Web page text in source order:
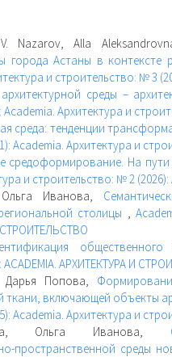
Nazarov, Alla
города Астаны в контексте
и строительство: № 3
среды –
Архитектура и
среда: тенденции
Academia. Архитектура и
средоформирование. На пути
и строительство: № 2
Иванова,
столицы ,
СТРОИТЕЛЬСТВО
ACADEMIA. АРХИТЕКТУРА И
Дарья Попова,
ткани, включающей объекты
Academia. Архитектура и
Ольга Иванова,
пространственной среды